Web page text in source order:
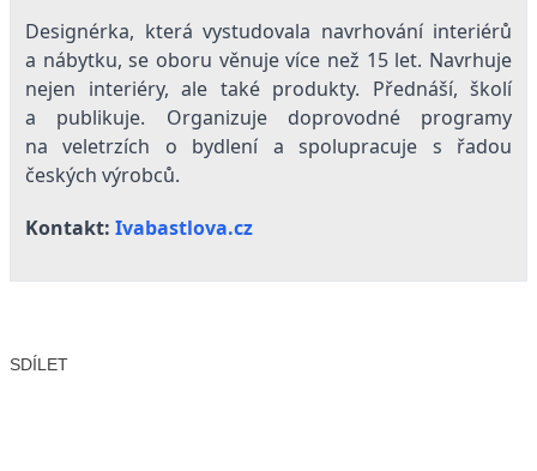
Designérka, která vystudovala navrhování interiérů
a nábytku, se oboru věnuje více než 15 let. Navrhuje
nejen interiéry, ale také produkty. Přednáší, školí
a publikuje. Organizuje doprovodné programy
na veletrzích o bydlení a spolupracuje s řadou
českých výrobců.
Kontakt: Ivabastlova.cz
SDÍLET